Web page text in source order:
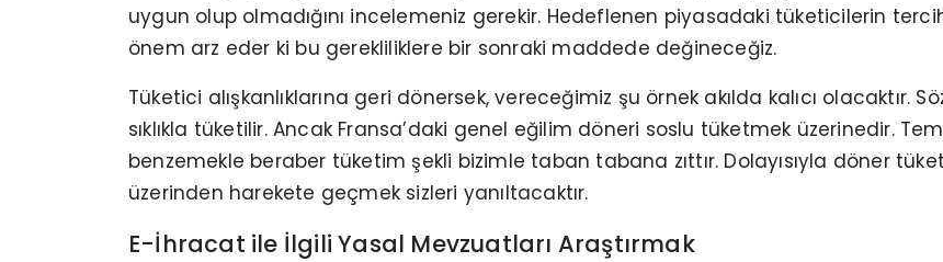
uygun olup olmadığını incelemeniz gerekir. Hedeflenen piyasadaki tüketicilerin
önem arz eder ki bu gerekliliklere bir sonraki maddede değineceğiz.
Tüketici alışkanlıklarına geri dönersek, vereceğimiz şu örnek akılda kalıcı olacaktır.
sıklıkla tüketilir. Ancak Fransa’daki genel eğilim döneri soslu tüketmek üzerinedir.
benzemekle beraber tüketim şekli bizimle taban tabana zıttır. Dolayısıyla döner
üzerinden harekete geçmek sizleri yanıltacaktır.
E-İhracat ile İlgili Yasal Mevzuatları Araştırmak